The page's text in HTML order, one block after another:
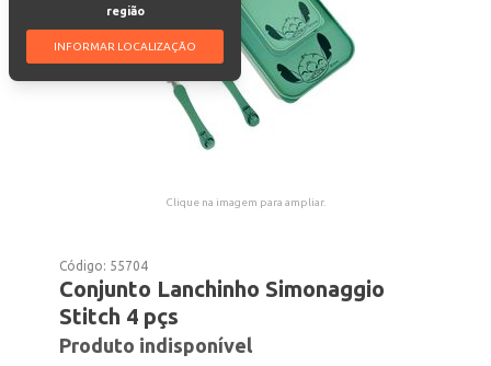
região
INFORMAR LOCALIZAÇÃO
Clique na imagem para ampliar.
Código: 55704
Conjunto Lanchinho Simonaggio
Stitch 4 pçs
Produto indisponível